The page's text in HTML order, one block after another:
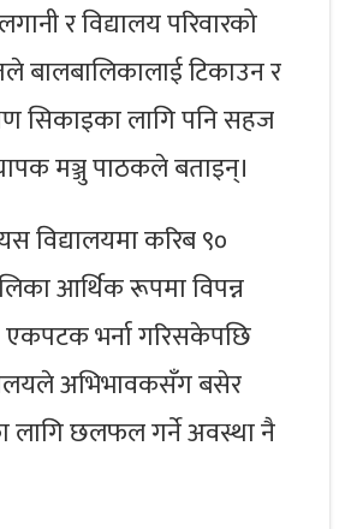
र विद्यालय परिवारको
बालबालिकालाई टिकाउन र
सिकाइका लागि पनि सहज
मञ्जु पाठकले बताइन्।
विद्यालयमा करिब ९०
आर्थिक रूपमा विपन्न
एकपटक भर्ना गरिसकेपछि
अभिभावकसँग बसेर
लागि छलफल गर्ने अवस्था नै